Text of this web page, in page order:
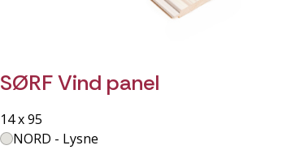
SØRF Vind panel
14 x 95
NORD - Lysne